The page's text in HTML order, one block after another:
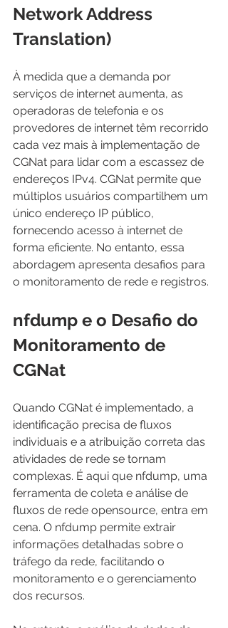
Network Address
Translation)
À medida que a demanda por
serviços de internet aumenta, as
operadoras de telefonia e os
provedores de internet têm recorrido
cada vez mais à implementação de
CGNat para lidar com a escassez de
endereços IPv4. CGNat permite que
múltiplos usuários compartilhem um
único endereço IP público,
fornecendo acesso à internet de
forma eficiente. No entanto, essa
abordagem apresenta desafios para
o monitoramento de rede e registros.
nfdump e o Desafio do
Monitoramento de
CGNat
Quando CGNat é implementado, a
identificação precisa de fluxos
individuais e a atribuição correta das
atividades de rede se tornam
complexas. É aqui que nfdump, uma
ferramenta de coleta e análise de
fluxos de rede opensource, entra em
cena. O nfdump permite extrair
informações detalhadas sobre o
tráfego da rede, facilitando o
monitoramento e o gerenciamento
dos recursos.